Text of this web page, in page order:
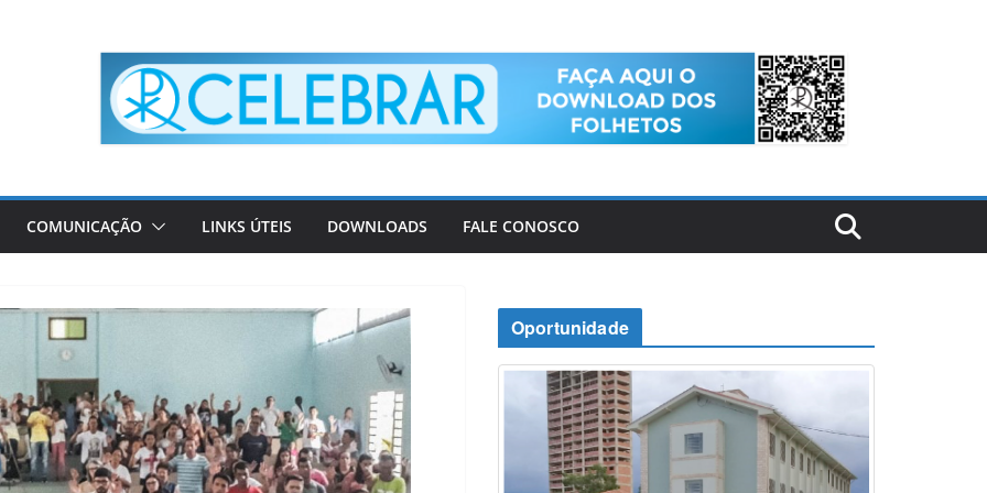
COMUNICAÇÃO LINKS ÚTEIS DOWNLOADS FALE CONOSCO
Oportunidade